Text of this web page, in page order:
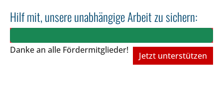
Hilf mit, unsere unabhängige Arbeit zu sichern:
Danke an alle Fördermitglieder!
Jetzt unterstützen